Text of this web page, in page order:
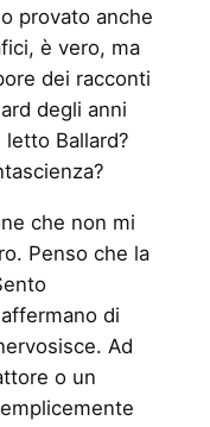
provato anche
è vero, ma
dei racconti
degli anni
letto Ballard?
che non mi
Penso che la
di
Ad
o un